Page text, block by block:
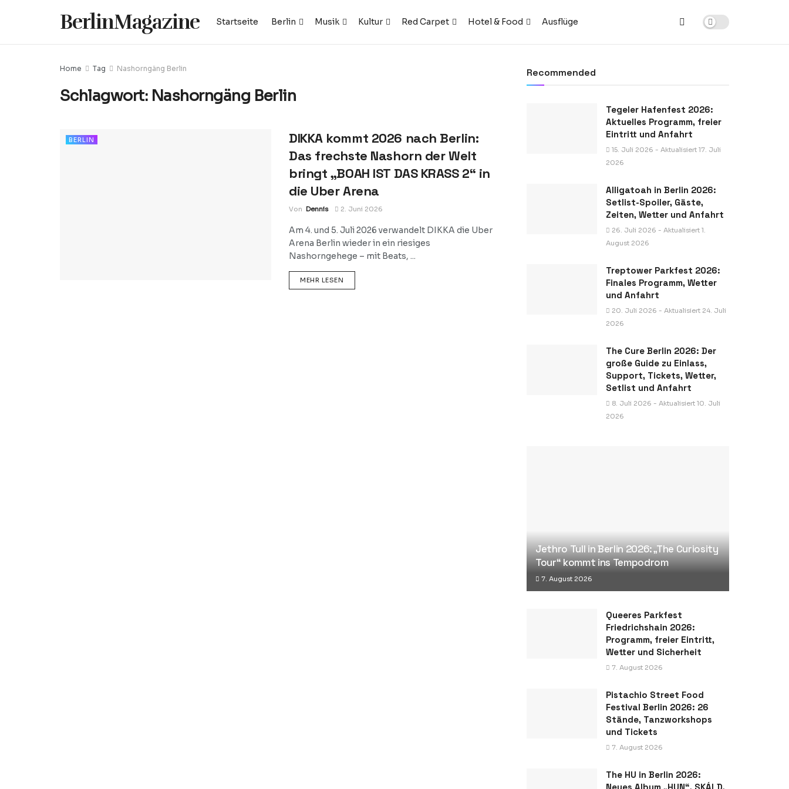
BerlinMagazine Startseite Berlin Musik Kultur Red Carpet Hotel & Food Ausflüge
Home Tag Nashorngäng Berlin
Schlagwort: Nashorngäng Berlin
BERLIN
DIKKA kommt 2026 nach Berlin:
Das frechste Nashorn der Welt
bringt „BOAH IST DAS KRASS 2“ in
die Uber Arena
Von Dennis 2. Juni 2026
Am 4. und 5. Juli 2026 verwandelt DIKKA die Uber
Arena Berlin wieder in ein riesiges
Nashorngehege – mit Beats, ...
MEHR LESEN
Recommended
Tegeler Hafenfest 2026:
Aktuelles Programm, freier
Eintritt und Anfahrt
15. Juli 2026 - Aktualisiert 17. Juli
2026
Alligatoah in Berlin 2026:
Setlist-Spoiler, Gäste,
Zeiten, Wetter und Anfahrt
26. Juli 2026 - Aktualisiert 1.
August 2026
Treptower Parkfest 2026:
Finales Programm, Wetter
und Anfahrt
20. Juli 2026 - Aktualisiert 24. Juli
2026
The Cure Berlin 2026: Der
große Guide zu Einlass,
Support, Tickets, Wetter,
Setlist und Anfahrt
8. Juli 2026 - Aktualisiert 10. Juli
2026
Jethro Tull in Berlin 2026: „The Curiosity
Tour“ kommt ins Tempodrom
7. August 2026
Queeres Parkfest
Friedrichshain 2026:
Programm, freier Eintritt,
Wetter und Sicherheit
7. August 2026
Pistachio Street Food
Festival Berlin 2026: 26
Stände, Tanzworkshops
und Tickets
7. August 2026
The HU in Berlin 2026:
Neues Album „HUN“, SKÁLD,